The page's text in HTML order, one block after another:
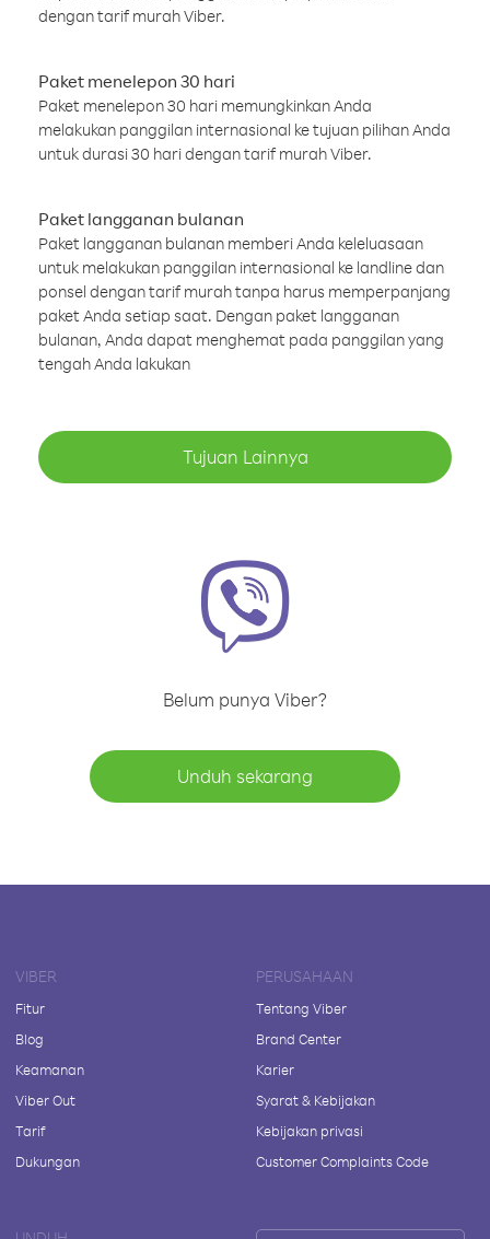
dengan tarif murah Viber.
Paket menelepon 30 hari
Paket menelepon 30 hari memungkinkan Anda
melakukan panggilan internasional ke tujuan pilihan Anda
untuk durasi 30 hari dengan tarif murah Viber.
Paket langganan bulanan
Paket langganan bulanan memberi Anda keleluasaan
untuk melakukan panggilan internasional ke landline dan
ponsel dengan tarif murah tanpa harus memperpanjang
paket Anda setiap saat. Dengan paket langganan
bulanan, Anda dapat menghemat pada panggilan yang
tengah Anda lakukan
Tujuan Lainnya
Belum punya Viber?
Unduh sekarang
VIBER
Fitur
Blog
Keamanan
Viber Out
Tarif
Dukungan
PERUSAHAAN
Tentang Viber
Brand Center
Karier
Syarat & Kebijakan
Kebijakan privasi
Customer Complaints Code